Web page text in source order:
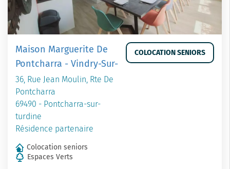
Maison Marguerite De
Pontcharra - Vindry-Sur-
36, Rue Jean Moulin, Rte De
Pontcharra
69490 - Pontcharra-sur-
turdine
Résidence partenaire
COLOCATION SENIORS
Colocation seniors
Espaces Verts